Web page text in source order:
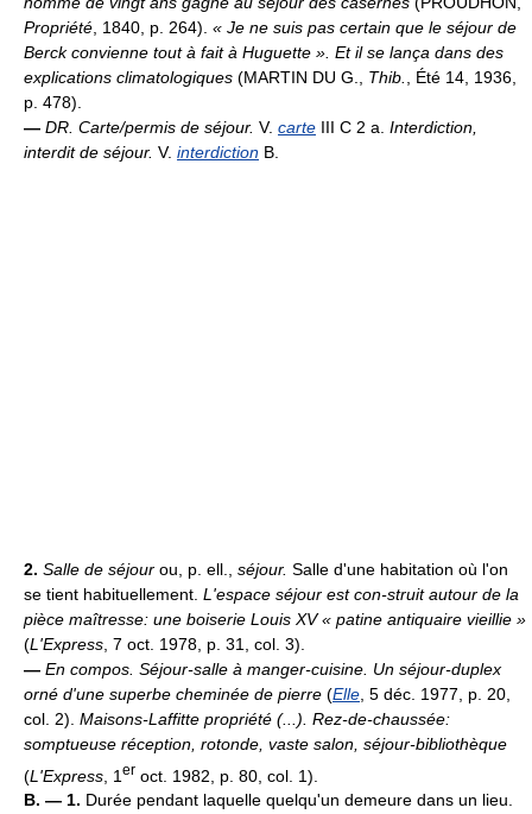
Propriété , 1840, p. 264). « Je ne suis pas certain que le séjour de
Berck convienne tout à fait à Huguette ». Et il se lança dans des
explications climatologiques (MARTIN DU G., Thib.
, Été 14, 1936,
p. 478).
— DR. Carte/permis de séjour. V. carte III C 2 a. Interdiction,
interdit de séjour. V. interdiction B.
2. Salle de séjour ou, p. ell., séjour. Salle d'une habitation où l'on
se tient habituellement. L'espace séjour est con-struit autour de la
pièce maîtresse: une boiserie Louis XV « patine antiquaire vieillie »
(L'Express , 7 oct. 1978, p. 31, col. 3).
— En compos. Séjour-salle à manger-cuisine. Un séjour-duplex
orné d'une superbe cheminée de pierre (Elle , 5 déc. 1977, p. 20,
col. 2). Maisons-Laffitte propriété (...). Rez-de-chaussée:
somptueuse réception, rotonde, vaste salon, séjour-bibliothèque
(L'Express , 1 er oct. 1982, p. 80, col. 1).
B. — 1. Durée pendant laquelle quelqu'un demeure dans un lieu.